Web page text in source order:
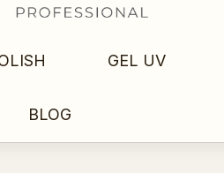
GEL UV
BLOG